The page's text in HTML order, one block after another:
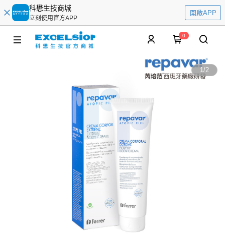
科懋生技商城
立刻使用官方APP
開啟APP
0
1/2